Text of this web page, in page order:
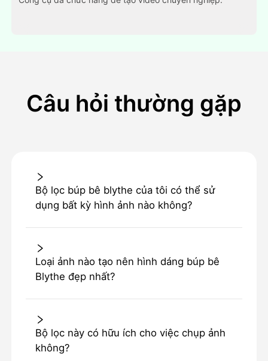
Câu hỏi thường gặp
Bộ lọc búp bê blythe của tôi có thể sử
dụng bất kỳ hình ảnh nào không?
Loại ảnh nào tạo nên hình dáng búp bê
Blythe đẹp nhất?
Bộ lọc này có hữu ích cho việc chụp ảnh
không?